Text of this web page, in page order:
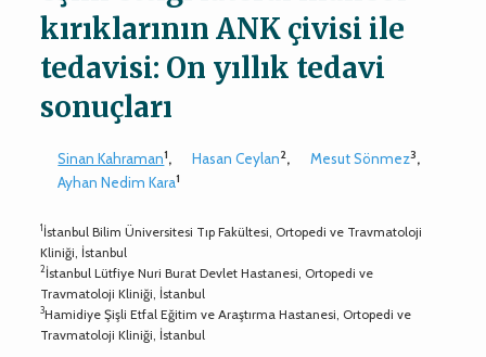
kırıklarının ANK çivisi ile
tedavisi: On yıllık tedavi
sonuçları
Sinan Kahraman1, Hasan Ceylan2, Mesut Sönmez3,
Ayhan Nedim Kara1
1İstanbul Bilim Üniversitesi Tıp Fakültesi, Ortopedi ve Travmatoloji
Kliniği, İstanbul
2İstanbul Lütfiye Nuri Burat Devlet Hastanesi, Ortopedi ve
Travmatoloji Kliniği, İstanbul
3Hamidiye Şişli Etfal Eğitim ve Araştırma Hastanesi, Ortopedi ve
Travmatoloji Kliniği, İstanbul